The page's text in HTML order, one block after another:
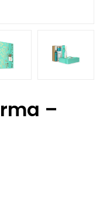
–